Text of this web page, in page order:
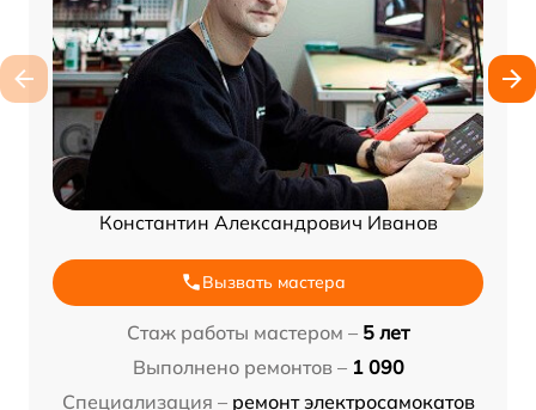
Константин Александрович Иванов
Вызвать мастера
Стаж работы мастером – 5 лет
Выполнено ремонтов – 1 090
Специализация – ремонт электросамокатов